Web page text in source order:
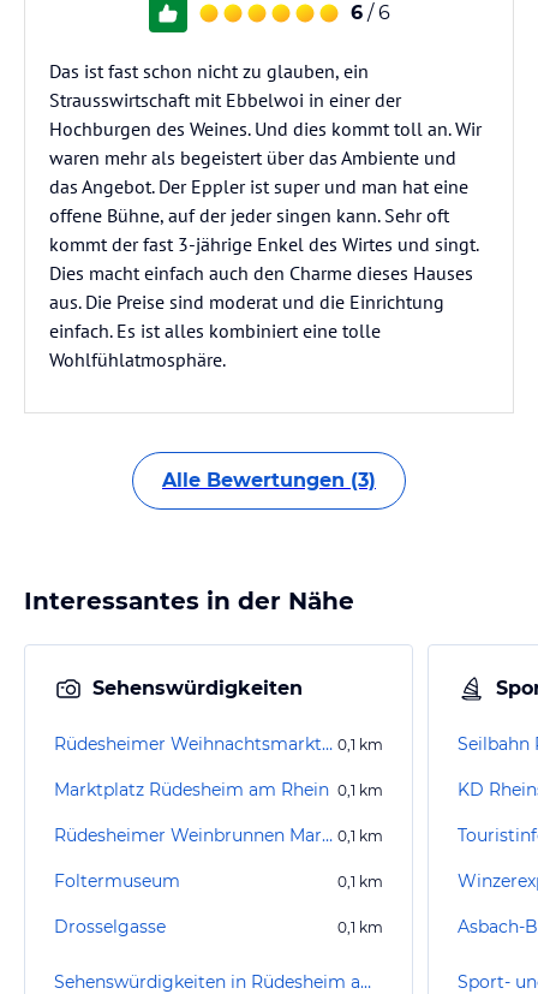
6 / 6
Das ist fast schon nicht zu glauben, ein
Strausswirtschaft mit Ebbelwoi in einer der
Hochburgen des Weines. Und dies kommt toll an. Wir
waren mehr als begeistert über das Ambiente und
das Angebot. Der Eppler ist super und man hat eine
offene Bühne, auf der jeder singen kann. Sehr oft
kommt der fast 3-jährige Enkel des Wirtes und singt.
Dies macht einfach auch den Charme dieses Hauses
aus. Die Preise sind moderat und die Einrichtung
einfach. Es ist alles kombiniert eine tolle
Wohlfühlatmosphäre.
Alle Bewertungen (3)
Interessantes in der Nähe
Sehenswürdigkeiten
Rüdesheimer Weihnachtsmarkt der Nationen 0,1 km
Marktplatz Rüdesheim am Rhein 0,1 km
Rüdesheimer Weinbrunnen Marktplatzbrunnen 0,1 km
Foltermuseum 0,1 km
Drosselgasse 0,1 km
Sehenswürdigkeiten in Rüdesheim am Rhein
Seilbahn
KD